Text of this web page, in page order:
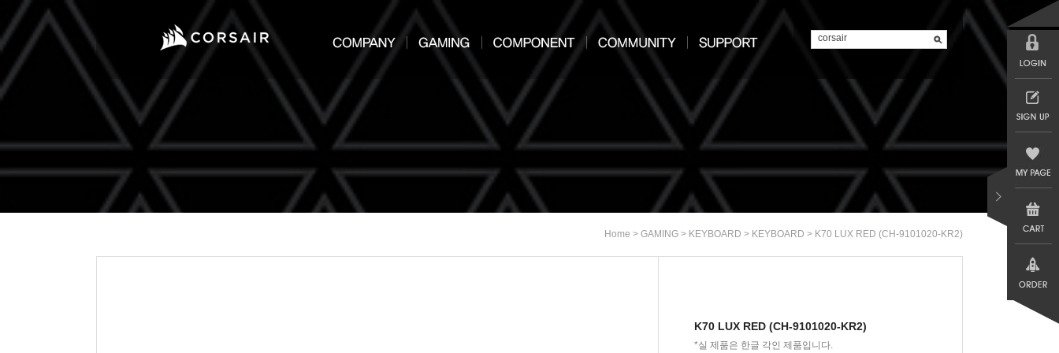
Home > GAMING > KEYBOARD > KEYBOARD > K70 LUX RED (CH-9101020-KR2)
K70 LUX RED (CH-9101020-KR2)
*실 제품은 한글 각인 제품입니다.